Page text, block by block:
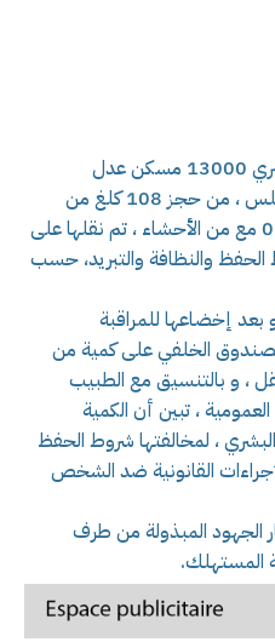
تمكن عناصر الشرطة بالأمن الحضري 13000 مسكن عدل
بمسرغين ، التابع لأمن دائرة بوتليلس ، من حجز 108 كلغ من
اللحوم البيضاء الديك الرومي و 05 مع من الأحشاء ، تم نقلها على
الحفظ والنظافة والتبريد، حسب
إخضاعها للمراقبة
الخلفي على كمية من
، و بالتنسيق مع الطبيب
، تبين أن الكمية
، لمخالفتها شروط الحفظ
القانونية ضد الشخص
الجهود المبذولة من طرف
المستهلك.